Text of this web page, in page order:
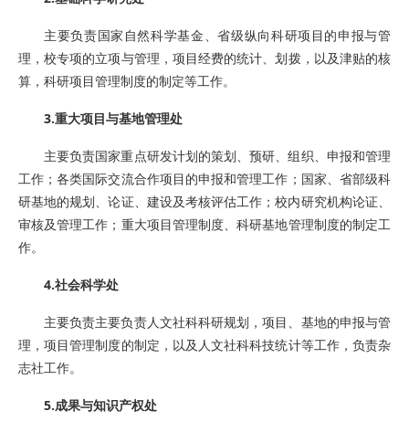
主要负责国家自然科学基金、省级纵向科研项目的申报与管
理，校专项的立项与管理，项目经费的统计、划拨，以及津贴的核
算，科研项目管理制度的制定等工作。
3.重大项目与基地管理处
主要负责国家重点研发计划的策划、预研、组织、申报和管理
工作；各类国际交流合作项目的申报和管理工作；国家、省部级科
研基地的规划、论证、建设及考核评估工作；校内研究机构论证、
审核及管理工作；重大项目管理制度、科研基地管理制度的制定工
作。
4.社会科学处
主要负责主要负责人文社科科研规划，项目、基地的申报与管
理，项目管理制度的制定，以及人文社科科技统计等工作，负责杂
志社工作。
5.成果与知识产权处